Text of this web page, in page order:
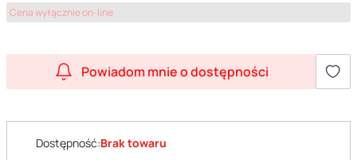
Cena wyłącznie on-line
Powiadom mnie o dostępności
Dostępność:Brak towaru